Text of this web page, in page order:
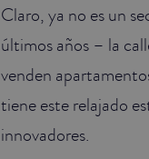
Claro, ya no es un
últimos años – la
venden
tiene este relajado
innovadores.